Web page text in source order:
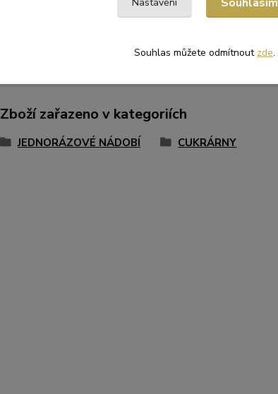
Zboží zařazeno v kategoriích
JEDNORÁZOVÉ NÁDOBÍ CUKRÁRNY
Souhlas můžete odmítnout zde.